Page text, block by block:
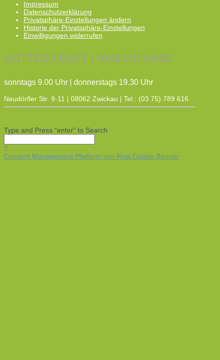
Impressum
Datenschutzerklärung
Privatsphäre-Einstellungen ändern
Historie der Privatsphäre-Einstellungen
Einwilligungen widerrufen
GOTTESDIENST | BIBELSTUNDE
sonntags 9.00 Uhr | donnerstags 19.30 Uhr
Neudörfler Str. 9-11 | 08062 Zwickau | Tel.: (03 75) 789 616
Type and Press “enter” to Search
Consent Management Platform von Real Cookie Banner